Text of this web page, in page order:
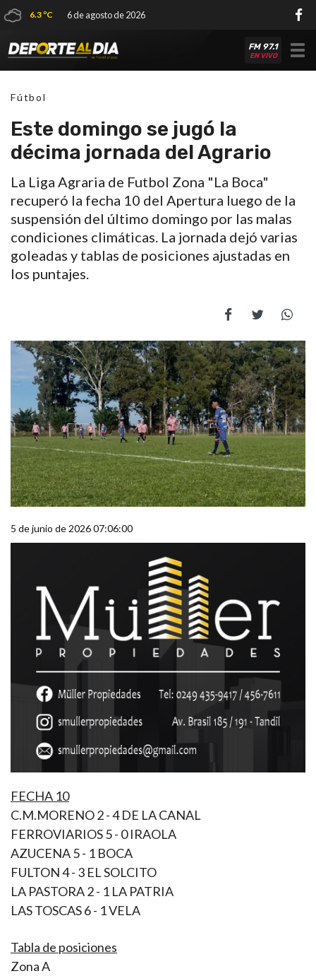
6.3 ºC 6 de agosto de 2026
FM 97.1
EN VIVO
Fútbol
Este domingo se jugó la
décima jornada del Agrario
La Liga Agraria de Futbol Zona "La Boca"
recuperó la fecha 10 del Apertura luego de la
suspensión del último domingo por las malas
condiciones climáticas. La jornada dejó varias
goleadas y tablas de posiciones ajustadas en
los puntajes.
5 de junio de 2026 07:06:00
FECHA 10
C.M.MORENO 2 - 4 DE LA CANAL
FERROVIARIOS 5 - 0 IRAOLA
AZUCENA 5 - 1 BOCA
FULTON 4 - 3 EL SOLCITO
LA PASTORA 2 - 1 LA PATRIA
LAS TOSCAS 6 - 1 VELA
Tabla de posiciones
Zona A